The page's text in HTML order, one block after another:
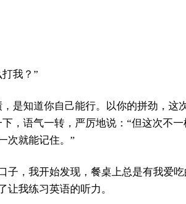
我？”
是知道你自己能行。以你的拼劲，这
，语气一转，严厉地说：“但这次不一
次就能记住。”
子，我开始发现，餐桌上总是有我爱
我练习英语的听力。